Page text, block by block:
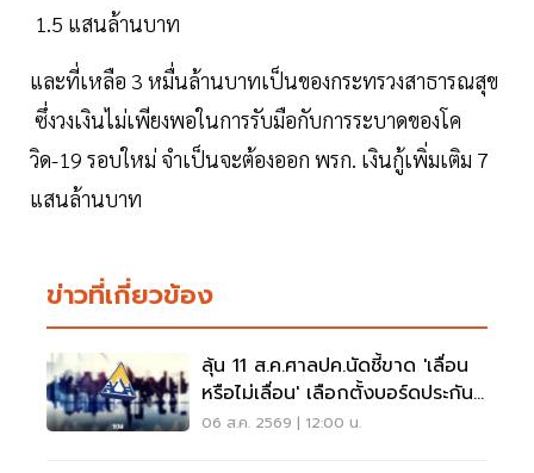
1.5 แสนล้านบาท
และที่เหลือ 3 หมื่นล้านบาทเป็นของกระทรวงสาธารณสุข
ซึ่งวงเงินไม่เพียงพอในการรับมือกับการระบาดของโค
วิด-19 รอบใหม่ จำเป็นจะต้องออก พรก. เงินกู้เพิ่มเติม 7
แสนล้านบาท
ข่าวที่เกี่ยวข้อง
ลุ้น 11 ส.ค.ศาลปค.นัดชี้ขาด 'เลื่อน
หรือไม่เลื่อน' เลือกตั้งบอร์ดประกัน
สังคม
06 ส.ค. 2569 | 12:00 น.